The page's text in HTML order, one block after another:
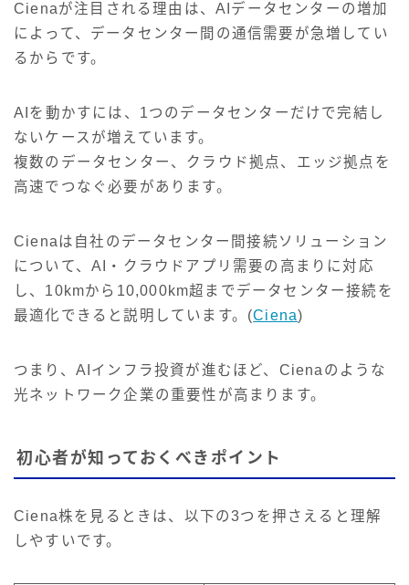
Cienaが注目される理由は、AIデータセンターの増加
によって、データセンター間の通信需要が急増してい
るからです。
AIを動かすには、1つのデータセンターだけで完結し
ないケースが増えています。
複数のデータセンター、クラウド拠点、エッジ拠点を
高速でつなぐ必要があります。
Cienaは自社のデータセンター間接続ソリューション
について、AI・クラウドアプリ需要の高まりに対応
し、10kmから10,000km超までデータセンター接続を
最適化できると説明しています。(Ciena)
つまり、AIインフラ投資が進むほど、Cienaのような
光ネットワーク企業の重要性が高まります。
初心者が知っておくべきポイント
Ciena株を見るときは、以下の3つを押さえると理解
しやすいです。